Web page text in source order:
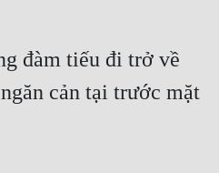
đàm tiếu đi trở về
cản tại trước mặt